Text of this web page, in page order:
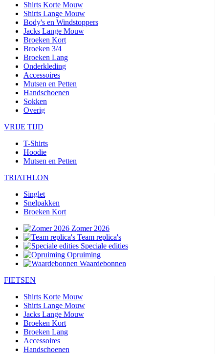
Shirts Korte Mouw
Shirts Lange Mouw
Body's en Windstoppers
Jacks Lange Mouw
Broeken Kort
Broeken 3/4
Broeken Lang
Onderkleding
Accessoires
Mutsen en Petten
Handschoenen
Sokken
Overig
VRIJE TIJD
T-Shirts
Hoodie
Mutsen en Petten
TRIATHLON
Singlet
Snelpakken
Broeken Kort
Zomer 2026
Team replica's
Speciale edities
Opruiming
Waardebonnen
FIETSEN
Shirts Korte Mouw
Shirts Lange Mouw
Jacks Lange Mouw
Broeken Kort
Broeken Lang
Accessoires
Handschoenen